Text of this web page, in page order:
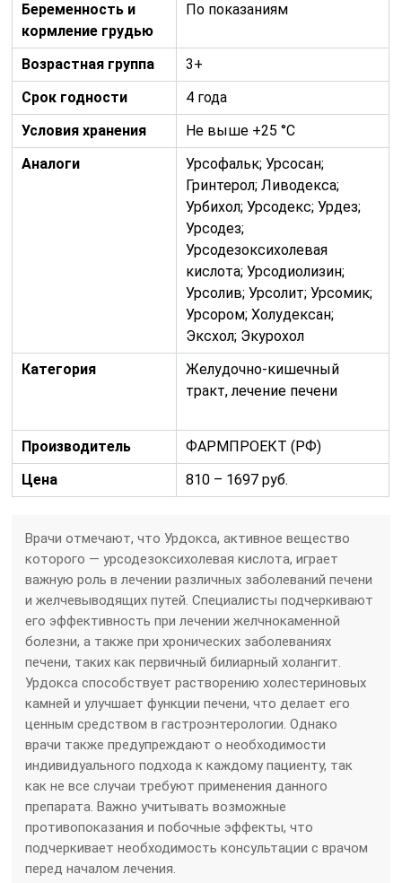
Беременность и
кормление грудью
По показаниям
Возрастная группа
3+
Срок годности
4 года
Условия хранения
Не выше +25 °C
Аналоги
Урсофальк; Урсосан;
Гринтерол; Ливодекса;
Урбихол; Урсодекс; Урдез;
Урсодез;
Урсодезоксихолевая
кислота; Урсодиолизин;
Урсолив; Урсолит; Урсомик;
Урсором; Холудексан;
Эксхол; Экурохол
Категория
Желудочно-кишечный
тракт, лечение печени
Производитель
ФАРМПРОЕКТ (РФ)
Цена
810 – 1697 руб.
Врачи отмечают, что Урдокса, активное вещество
которого — урсодезоксихолевая кислота, играет
важную роль в лечении различных заболеваний печени
и желчевыводящих путей. Специалисты подчеркивают
его эффективность при лечении желчнокаменной
болезни, а также при хронических заболеваниях
печени, таких как первичный билиарный холангит.
Урдокса способствует растворению холестериновых
камней и улучшает функции печени, что делает его
ценным средством в гастроэнтерологии. Однако
врачи также предупреждают о необходимости
индивидуального подхода к каждому пациенту, так
как не все случаи требуют применения данного
препарата. Важно учитывать возможные
противопоказания и побочные эффекты, что
подчеркивает необходимость консультации с врачом
перед началом лечения.